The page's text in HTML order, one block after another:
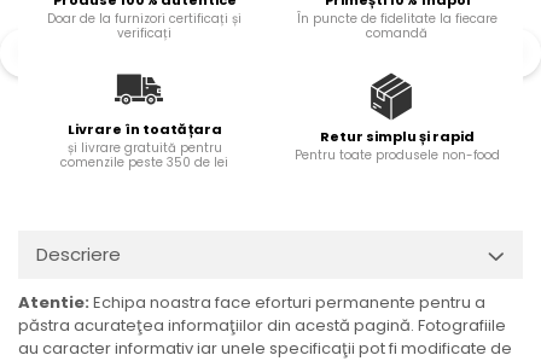
Doar de la furnizori certificați și
verificați
În puncte de fidelitate la fiecare
comandă
Livrare în toată țara
și livrare gratuită pentru
comenzile peste 350 de lei
Retur simplu și rapid
Pentru toate produsele non-food
Descriere
Atentie: Echipa noastra face eforturi permanente pentru a
păstra acurateţea informaţiilor din acestă pagină. Fotografiile
au caracter informativ iar unele specificaţii pot fi modificate de